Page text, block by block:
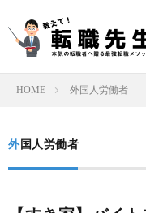
HOME 外国人労働者
外国人労働者